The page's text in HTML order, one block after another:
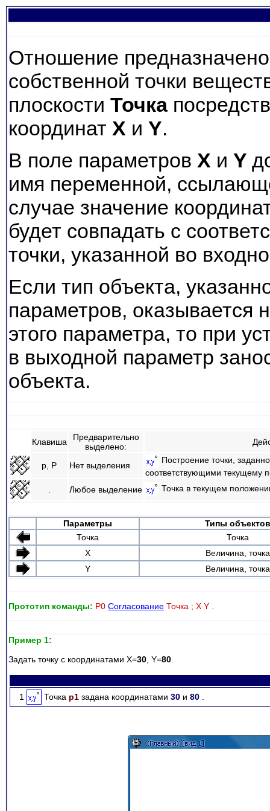
Отношение
собственной точки
плоскости Точка
координат X и Y.
В поле параметров X и Y
имя переменной,
случае значение
будет совпадать с
точки, указанной во
Если тип объекта,
параметров, оказывается
этого параметра, то при
в выходной параметр
объекта.
Клавиша
Предварительно
выделено:
p, P Нет выделения
Построение точки,
соответствующими текущему
Любое выделение Точка в текущем
Параметры Типы
Точка
Точка
X
Величина, точка
Y
Величина, точка
Прототип команды: P0 Согласование Точка ; X Y .
Пример 1:
Задать точку с координатами X=30 , Y=80
1 Точка p1 задана координатами 30 и 80